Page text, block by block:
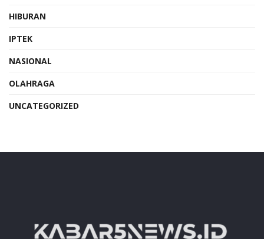
HIBURAN
IPTEK
NASIONAL
OLAHRAGA
UNCATEGORIZED